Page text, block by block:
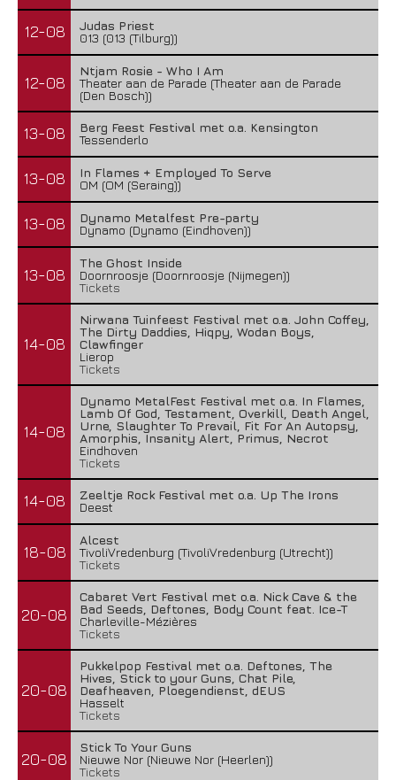
12-08
Judas Priest
013 (013 (Tilburg))
12-08
Ntjam Rosie - Who I Am
Theater aan de Parade (Theater aan de Parade
(Den Bosch))
13-08
Berg Feest Festival met o.a. Kensington
Tessenderlo
13-08
In Flames + Employed To Serve
OM (OM (Seraing))
13-08
Dynamo Metalfest Pre-party
Dynamo (Dynamo (Eindhoven))
13-08
The Ghost Inside
Doornroosje (Doornroosje (Nijmegen))
Tickets
14-08
Nirwana Tuinfeest Festival met o.a. John Coffey,
The Dirty Daddies, Hiqpy, Wodan Boys,
Clawfinger
Lierop
Tickets
14-08
Dynamo MetalFest Festival met o.a. In Flames,
Lamb Of God, Testament, Overkill, Death Angel,
Urne, Slaughter To Prevail, Fit For An Autopsy,
Amorphis, Insanity Alert, Primus, Necrot
Eindhoven
Tickets
14-08
Zeeltje Rock Festival met o.a. Up The Irons
Deest
18-08
Alcest
TivoliVredenburg (TivoliVredenburg (Utrecht))
Tickets
20-08
Cabaret Vert Festival met o.a. Nick Cave & the
Bad Seeds, Deftones, Body Count feat. Ice-T
Charleville-Mézières
Tickets
20-08
Pukkelpop Festival met o.a. Deftones, The
Hives, Stick to your Guns, Chat Pile,
Deafheaven, Ploegendienst, dEUS
Hasselt
Tickets
20-08
Stick To Your Guns
Nieuwe Nor (Nieuwe Nor (Heerlen))
Tickets